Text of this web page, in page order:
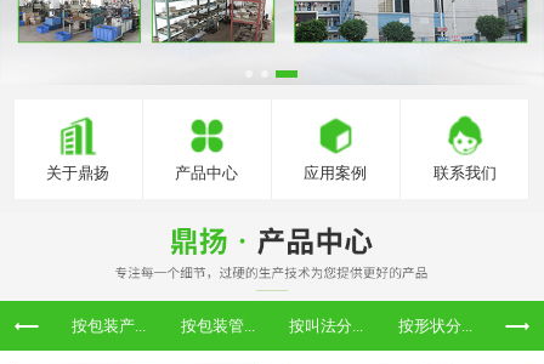
关于鼎扬 产品中心 应用案例 联系我们
按包装产... 按包装管... 按叫法分... 按形状分...